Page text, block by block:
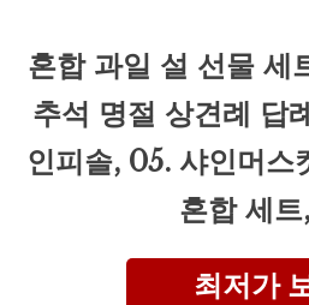
혼합 과일 설 선물 세
추석 명절 상견례 답
인피솔, 05. 샤인머스
혼합 세트
최저가